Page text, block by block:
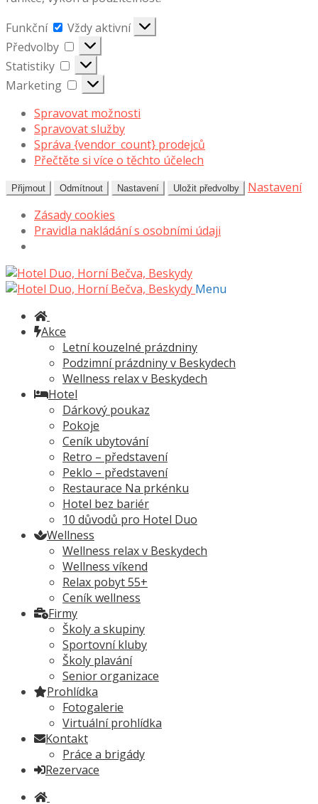
Funkční
Funkční
Vždy aktivní
Předvolby
Předvolby
Statistiky
Statistiky
Marketing
Marketing
Spravovat možnosti
Spravovat služby
Správa {vendor_count} prodejců
Přečtěte si více o těchto účelech
Přijmout Odmítnout Nastavení Uložit předvolby
Nastavení
Zásady cookies
Pravidla nakládání s osobními údaji
Přeskočit
na
Přejít
k
webu
Menu
Akce
Letní kouzelné prázdniny
Podzimní prázdniny v Beskydech
Wellness relax v Beskydech
Hotel
Dárkový poukaz
Pokoje
Ceník ubytování
Retro – představení
Peklo – představení
Restaurace Na prkénku
Hotel bez bariér
10 důvodů pro Hotel Duo
Wellness
Wellness relax v Beskydech
Wellness víkend
Relax pobyt 55+
Ceník wellness
Firmy
Školy a skupiny
Sportovní kluby
Školy plavání
Senior organizace
Prohlídka
Fotogalerie
Virtuální prohlídka
Kontakt
Práce a brigády
Rezervace